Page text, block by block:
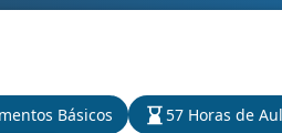
Básicos 57 Horas de